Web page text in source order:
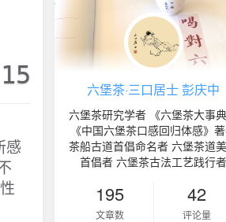
感
六堡茶·三口居士 彭庆中
六堡茶研究学者 《六堡茶大事典
《中国六堡茶口感回归体感》
茶船古道首倡命名者 六堡茶道
首倡者 六堡茶古法工艺践行者
195
文章数
42
评论量